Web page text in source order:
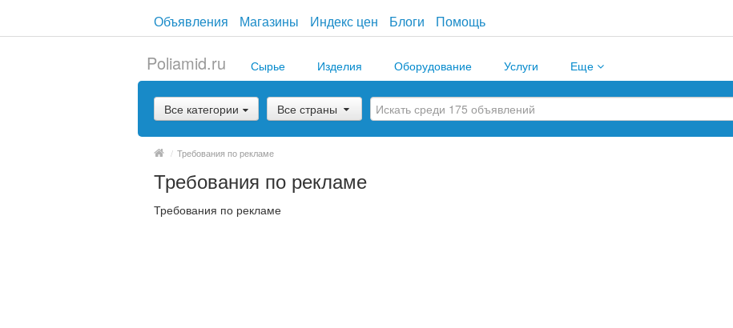
Объявления Магазины Индекс цен Блоги Помощь
Poliamid.ru Сырье Изделия Оборудование Услуги Еще
Все категории Все страны
/ Требования по рекламе
Требования по рекламе
Требования по рекламе